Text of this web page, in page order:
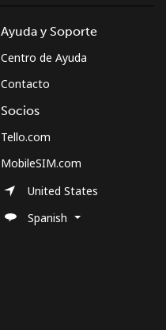
Ayuda y Soporte
Centro de Ayuda
Contacto
Socios
Tello.com
MobileSIM.com
United States
Spanish